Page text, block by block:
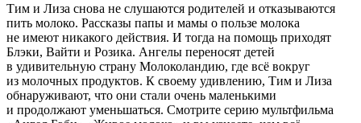
Тим и Лиза снова не слушаются родителей и отказываются
пить молоко. Рассказы папы и мамы о пользе молока
не имеют никакого действия. И тогда на помощь приходят
Блэки, Вайти и Розика. Ангелы переносят детей
в удивительную страну Молоколандию, где всё вокруг
из молочных продуктов. К своему удивлению, Тим и Лиза
обнаруживают, что они стали очень маленькими
и продолжают уменьшаться. Смотрите серию мультфильма